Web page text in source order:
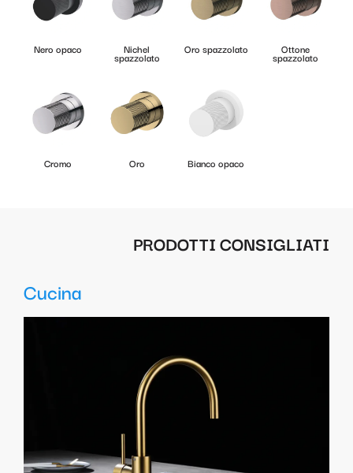
Nero opaco Nichel
spazzolato
Oro spazzolato Ottone
spazzolato
Cromo Oro Bianco opaco
PRODOTTI CONSIGLIATI
Cucina